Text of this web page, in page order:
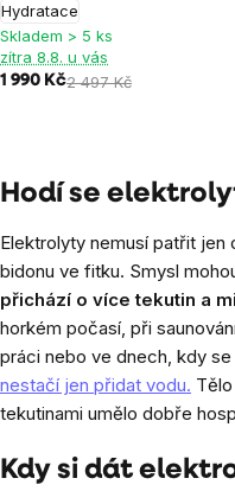
Hydratace
5,0
z
5
Skladem > 5 ks
zítra 8.8. u vás
1 990 Kč2 497 Kč
Hodí se
Elektrolyty nemusí patřit jen
bidonu ve fitku. Smysl
přichází o více tekutin a
horkém počasí, při
práci nebo ve dnech, kdy
nestačí jen přidat vodu.
tekutinami umělo dobře
Kdy si dát